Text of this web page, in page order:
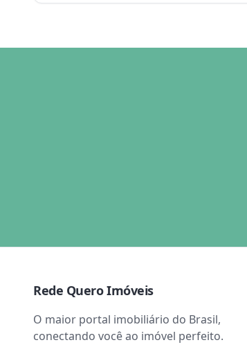
Rede Quero Imóveis
O maior portal imobiliário do Brasil,
conectando você ao imóvel perfeito.